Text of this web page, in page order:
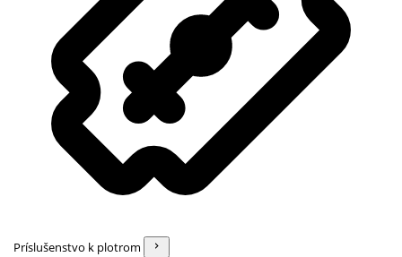
Príslušenstvo k plotrom